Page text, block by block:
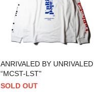
ANRIVALED BY UNRIVALED
“MCST-LST"
SOLD OUT